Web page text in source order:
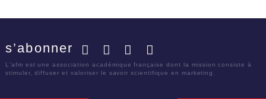
s’abonner
L'afm est une association académique française dont la mission consiste à
stimuler, diffuser et valoriser le savoir scientifique en marketing.